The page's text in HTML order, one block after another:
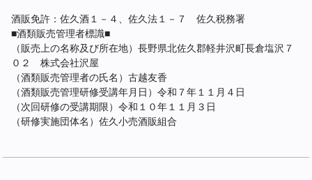
酒販免許：佐久酒１－４、佐久法１－７ 佐久税務署
■酒類販売管理者標識■
（販売上の名称及び所在地）長野県北佐久郡軽井沢町長倉塩沢７
０２ 株式会社沢屋
（酒類販売管理者の氏名）古越友香
（酒類販売管理研修受講年月日）令和７年１１月４日
（次回研修の受講期限）令和１０年１１月３日
（研修実施団体名）佐久小売酒販組合